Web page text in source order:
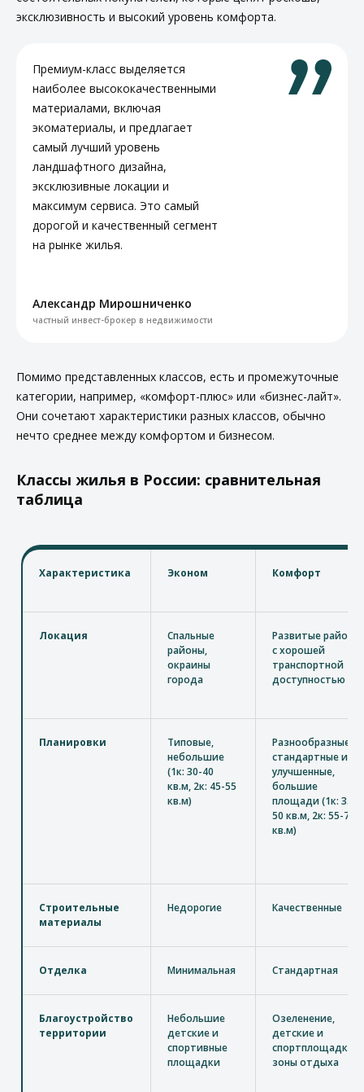
эксклюзивность и высокий уровень комфорта.
Премиум-класс выделяется
наиболее высококачественными
материалами, включая
экоматериалы, и предлагает
самый лучший уровень
ландшафтного дизайна,
эксклюзивные локации и
максимум сервиса. Это самый
дорогой и качественный сегмент
на рынке жилья.
Александр Мирошниченко
частный инвест-брокер в недвижимости
Помимо представленных классов, есть и промежуточные
категории, например, «комфорт-плюс» или «бизнес-лайт».
Они сочетают характеристики разных классов, обычно
нечто среднее между комфортом и бизнесом.
Классы жилья в России: сравнительная
таблица
Характеристика Эконом Комфорт
Локация
Спальные
районы,
окраины
города
Развитые районы
с хорошей
транспортной
доступностью
Планировки
Типовые,
небольшие
(1к: 30-40
кв.м, 2к: 45-55
кв.м)
Разнообразные,
стандартные и
улучшенные,
большие
площади (1к: 35-
50 кв.м, 2к: 55-70
кв.м)
Строительные
материалы
Недорогие Качественные
Отделка Минимальная Стандартная
Благоустройство
территории
Небольшие
детские и
спортивные
площадки
Озеленение,
детские и
спортплощадк,
зоны отдыха